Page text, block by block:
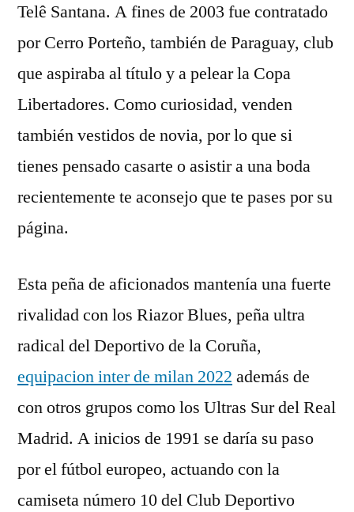
Telê Santana. A fines de 2003 fue contratado
por Cerro Porteño, también de Paraguay, club
que aspiraba al título y a pelear la Copa
Libertadores. Como curiosidad, venden
también vestidos de novia, por lo que si
tienes pensado casarte o asistir a una boda
recientemente te aconsejo que te pases por su
página.
Esta peña de aficionados mantenía una fuerte
rivalidad con los Riazor Blues, peña ultra
radical del Deportivo de la Coruña,
equipacion inter de milan 2022 además de
con otros grupos como los Ultras Sur del Real
Madrid. A inicios de 1991 se daría su paso
por el fútbol europeo, actuando con la
camiseta número 10 del Club Deportivo